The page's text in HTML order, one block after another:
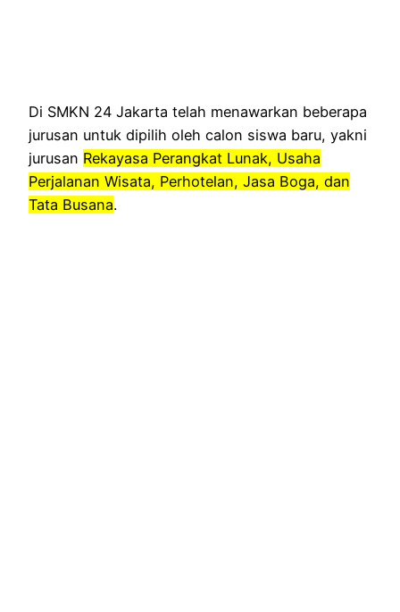
Di SMKN 24 Jakarta telah menawarkan beberapa
jurusan untuk dipilih oleh calon siswa baru, yakni
jurusan Rekayasa Perangkat Lunak, Usaha
Perjalanan Wisata, Perhotelan, Jasa Boga, dan
Tata Busana.